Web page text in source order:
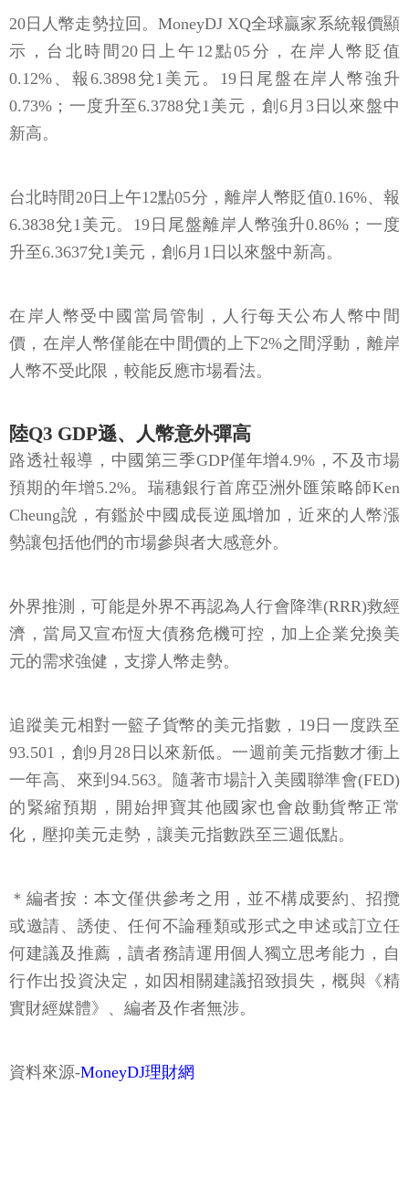
20日人幣走勢拉回。MoneyDJ XQ全球贏家系統報價顯
示，台北時間20日上午12點05分，在岸人幣貶值
0.12%、報6.3898兌1美元。19日尾盤在岸人幣強升
0.73%；一度升至6.3788兌1美元，創6月3日以來盤中
新高。
台北時間20日上午12點05分，離岸人幣貶值0.16%、報
6.3838兌1美元。19日尾盤離岸人幣強升0.86%；一度
升至6.3637兌1美元，創6月1日以來盤中新高。
在岸人幣受中國當局管制，人行每天公布人幣中間
價，在岸人幣僅能在中間價的上下2%之間浮動，離岸
人幣不受此限，較能反應市場看法。
陸Q3 GDP遜、人幣意外彈高
路透社報導，中國第三季GDP僅年增4.9%，不及市場
預期的年增5.2%。瑞穗銀行首席亞洲外匯策略師Ken
Cheung說，有鑑於中國成長逆風增加，近來的人幣漲
勢讓包括他們的市場參與者大感意外。
外界推測，可能是外界不再認為人行會降準(RRR)救經
濟，當局又宣布恆大債務危機可控，加上企業兌換美
元的需求強健，支撐人幣走勢。
追蹤美元相對一籃子貨幣的美元指數，19日一度跌至
93.501，創9月28日以來新低。一週前美元指數才衝上
一年高、來到94.563。隨著市場計入美國聯準會(FED)
的緊縮預期，開始押寶其他國家也會啟動貨幣正常
化，壓抑美元走勢，讓美元指數跌至三週低點。
＊編者按：本文僅供參考之用，並不構成要約、招攬
或邀請、誘使、任何不論種類或形式之申述或訂立任
何建議及推薦，讀者務請運用個人獨立思考能力，自
行作出投資決定，如因相關建議招致損失，概與《精
實財經媒體》、編者及作者無涉。
資料來源-MoneyDJ理財網